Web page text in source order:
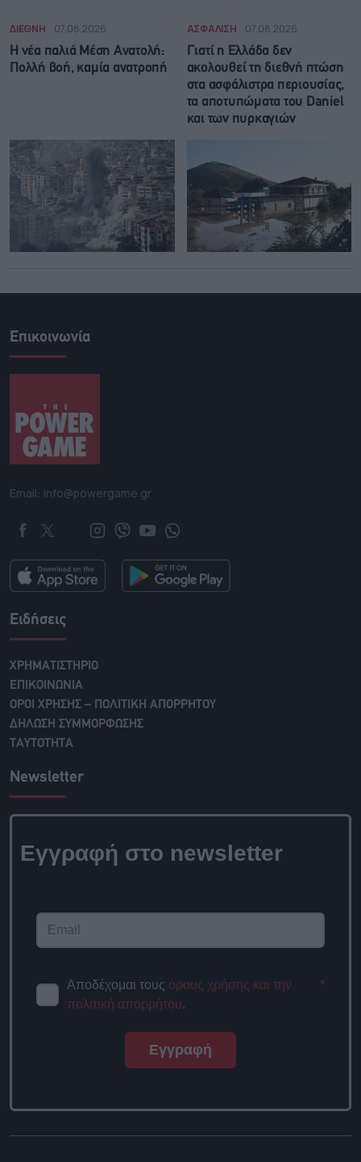
ΔΙΕΘΝΗ 07.08.2026
Η νέα παλιά Μέση Ανατολή:
Πολλή βοή, καμία ανατροπή
ΑΣΦΑΛΙΣΗ 07.08.2026
Γιατί η Ελλάδα δεν
ακολουθεί τη διεθνή πτώση
στα ασφάλιστρα περιουσίας,
τα αποτυπώματα του Daniel
και των πυρκαγιών
Επικοινωνία
Email: info@powergame.gr
Ειδήσεις
ΧΡΗΜΑΤΙΣΤΗΡΙΟ
ΕΠΙΚΟΙΝΩΝΙΑ
ΟΡΟΙ ΧΡΗΣΗΣ – ΠΟΛΙΤΙΚΗ ΑΠΟΡΡΗΤΟΥ
ΔΗΛΩΣΗ ΣΥΜΜΟΡΦΩΣΗΣ
ΤΑΥΤΟΤΗΤΑ
Newsletter
Εγγραφή στο
Αποδέχομαι τους
και την πολιτική απορρήτου